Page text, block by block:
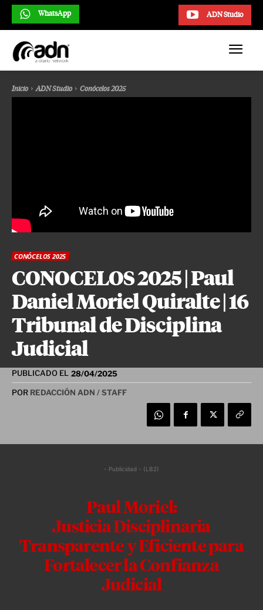
ADN Studio
WhatsApp
Inicio ADN Studio Conócelos 2025
CONÓCELOS 2025
CONOCELOS 2025 | Paul
Daniel Moriel Quiralte | 16
Tribunal de Disciplina
Judicial
PUBLICADO EL 28/04/2025
POR REDACCIÓN ADN / STAFF
- Publicidad - (LB2)
Paul Moriel:
Justicia Disciplinaria
Transparente y Eficiente para
Fortalecer la Confianza
Judicial